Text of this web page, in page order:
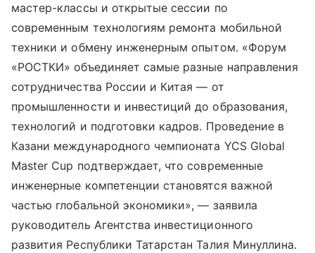
мастер-классы и открытые сессии по
современным технологиям ремонта мобильной
техники и обмену инженерным опытом. «Форум
«РОСТКИ» объединяет самые разные направления
сотрудничества России и Китая — от
промышленности и инвестиций до образования,
технологий и подготовки кадров. Проведение в
Казани международного чемпионата YCS Global
Master Cup подтверждает, что современные
инженерные компетенции становятся важной
частью глобальной экономики», — заявила
руководитель Агентства инвестиционного
развития Республики Татарстан Талия Минуллина.